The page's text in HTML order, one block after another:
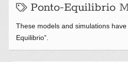
Ponto-Equilibrio
These models and simulations
Equilibrio”.